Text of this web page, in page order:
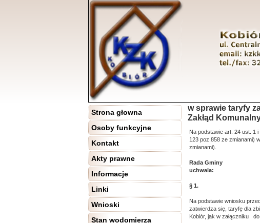
w sprawie taryfy
Zakłąd
Na podstawie art. 24 ust.
123 poz.858 ze zmianami)
zmianami).
Rada Gminy
uchwala:
§ 1.
Na podstawie wniosku
zatwierdza się, taryfę dla
Kobiór, jak w załączniku do
Strona głowna
Osoby funkcyjne
Kontakt
Akty prawne
Informacje
Linki
Wnioski
Stan wodomierza